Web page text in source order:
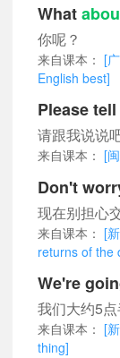
What
你呢？
来自课本： [
English best]
Please
请跟我说说吧
来自课本： [
Don't
现在别担心
来自课本： [
returns of the
We're
我们大约5点
来自课本： [
thing]